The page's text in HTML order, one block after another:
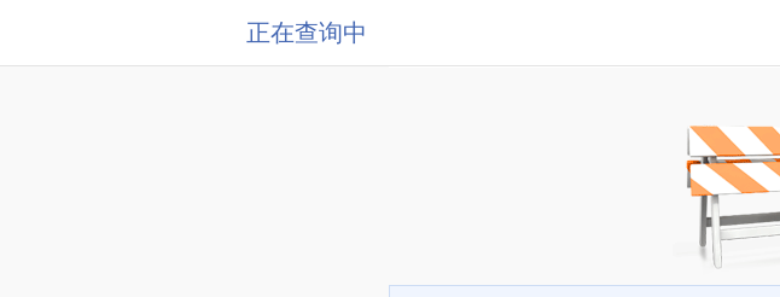
正在查询中